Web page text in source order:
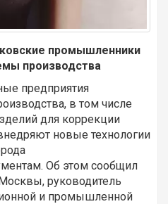
промышленники
производства
предприятия
в том числе
для коррекции
новые технологии
Об этом сообщил
руководитель
и промышленной